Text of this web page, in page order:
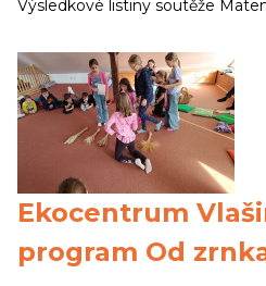
Výsledkové listiny soutěže
Ekocentrum
program Od